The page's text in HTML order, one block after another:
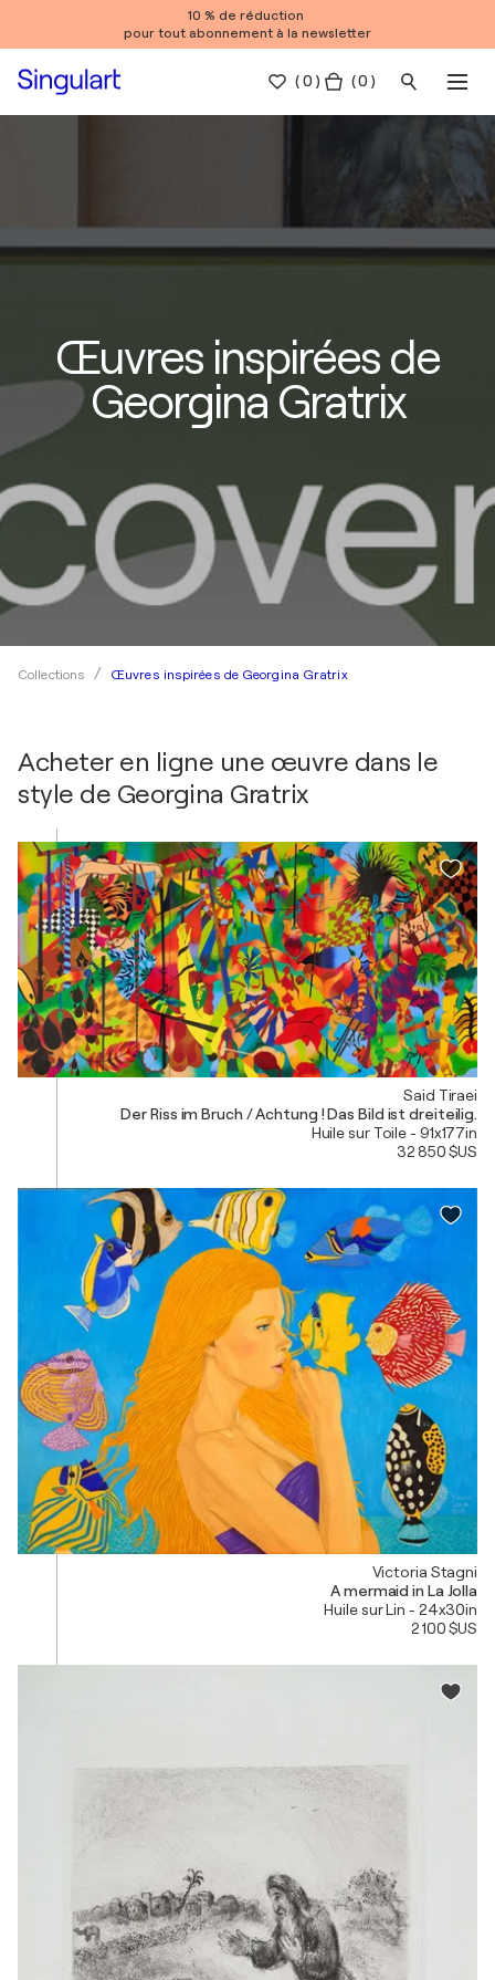
10 % de réduction
pour tout abonnement à la newsletter
(0 ) ( 0 )
Œuvres inspirées de
Georgina Gratrix
Collections Œuvres inspirées de Georgina Gratrix
Acheter en ligne une œuvre dans le
style de Georgina Gratrix
Said Tiraei
Der Riss im Bruch / Achtung ! Das Bild ist dreiteilig.
Huile sur Toile - 91x177in
32 850 $US
Victoria Stagni
A mermaid in La Jolla
Huile sur Lin - 24x30in
2 100 $US